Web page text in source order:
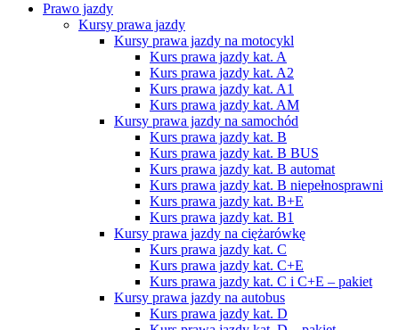
Prawo jazdy
Kursy prawa jazdy
Kursy prawa jazdy na motocykl
Kurs prawa jazdy kat. A
Kurs prawa jazdy kat. A2
Kurs prawa jazdy kat. A1
Kurs prawa jazdy kat. AM
Kursy prawa jazdy na samochód
Kurs prawa jazdy kat. B
Kurs prawa jazdy kat. B BUS
Kurs prawa jazdy kat. B automat
Kurs prawa jazdy kat. B niepełnosprawni
Kurs prawa jazdy kat. B+E
Kurs prawa jazdy kat. B1
Kursy prawa jazdy na ciężarówkę
Kurs prawa jazdy kat. C
Kurs prawa jazdy kat. C+E
Kurs prawa jazdy kat. C i C+E – pakiet
Kursy prawa jazdy na autobus
Kurs prawa jazdy kat. D